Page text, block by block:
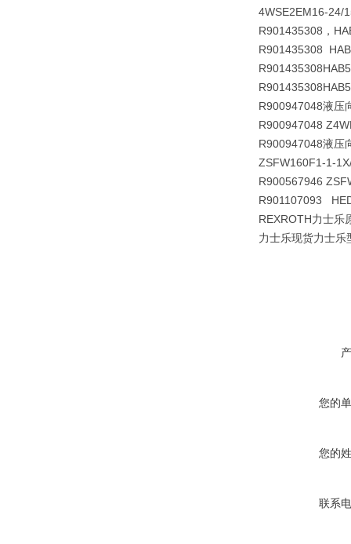
4WSE2EM16-24/
R901435308，
R901435308
R901435308
R901435308
R900947048液压
R900947048
R900947048液压
ZSFW160F1-1-
R900567946
R901107093
REXROTH力士
力士乐现货力士
您的
您的
联系